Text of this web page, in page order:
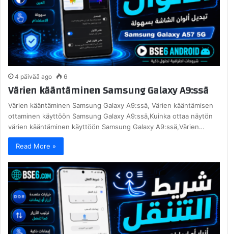
4 päivää ago 6
Värien kääntäminen Samsung Galaxy A9:ssä
Värien kääntäminen Samsung Galaxy A9:ssä, Värien kääntämisen
ottaminen käyttöön Samsung Galaxy A9:ssä,Kuinka ottaa näytön
värien kääntäminen käyttöön Samsung Galaxy A9:ssä,Värien…
Read More »